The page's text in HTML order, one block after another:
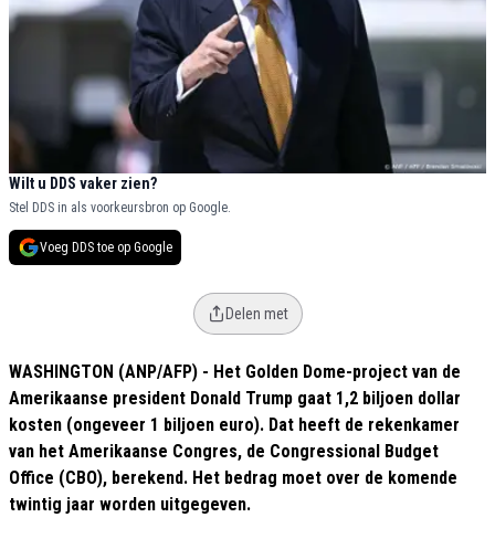
Wilt u DDS vaker zien?
Stel DDS in als voorkeursbron op Google.
Voeg DDS toe op Google
Delen met
WASHINGTON (ANP/AFP) - Het Golden Dome-project van de
Amerikaanse president Donald Trump gaat 1,2 biljoen dollar
kosten (ongeveer 1 biljoen euro). Dat heeft de rekenkamer
van het Amerikaanse Congres, de Congressional Budget
Office (CBO), berekend. Het bedrag moet over de komende
twintig jaar worden uitgegeven.